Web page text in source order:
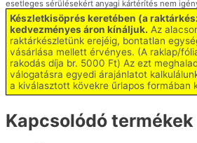
esetleges sérülésekért anyagi kártérítés nem
Készletkisöprés keretében (a
kedvezményes áron kínáljuk. Az
raktárkészletünk erejéig, bontatlan
vásárlása mellett érvényes. (A raklap/
rakodás díja br. 5000 Ft) Az ezt
válogatásra egyedi árajánlatot
a kiválasztott kövekre űrlapos formában
Kapcsolódó termékek